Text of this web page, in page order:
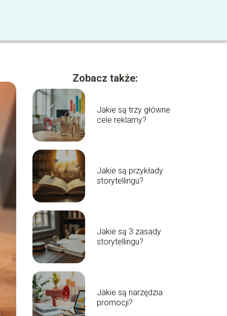
Zobacz także:
Jakie są trzy główne
cele reklamy?
Jakie są przykłady
storytellingu?
Jakie są 3 zasady
storytellingu?
Jakie są narzędzia
promocji?